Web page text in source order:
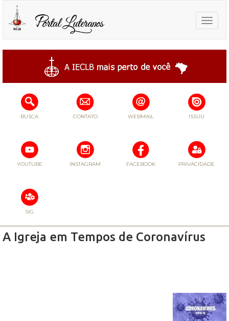
Toggle
BUSCA CONTATO WEBMAIL ISSUU
YOUTUBE INSTAGRAM FACEBOOK PRIVACIDADE
SIG
A Igreja em Tempos de Coronavírus